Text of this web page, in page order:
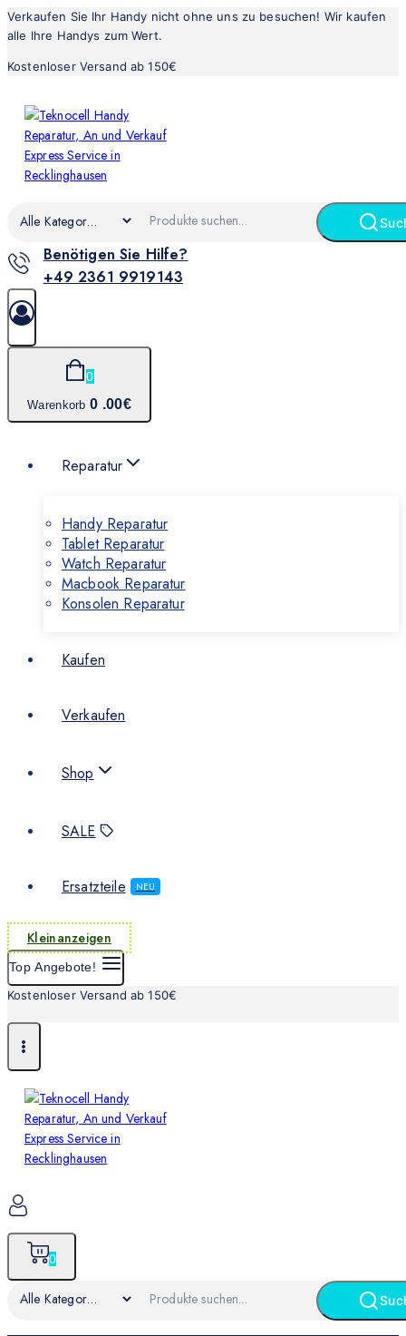
Verkaufen Sie Ihr Handy nicht ohne uns zu besuchen! Wir kaufen
alle Ihre Handys zum Wert.
Kostenloser Versand ab 150€
Benötigen Sie Hilfe?
+49 2361 9919143
0
Warenkorb 0 .00€
Reparatur
Handy Reparatur
Tablet Reparatur
Watch Reparatur
Macbook Reparatur
Konsolen Reparatur
Kaufen
Verkaufen
Shop
SALE
Ersatzteile NEU
Kleinanzeigen
Top Angebote!
Kostenloser Versand ab 150€
0